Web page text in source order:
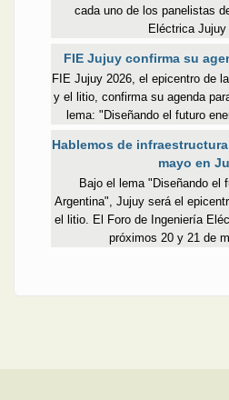
cada uno de los panelistas
Eléctrica Jujuy
FIE Jujuy confirma su
FIE Jujuy 2026, el epicentro de
y el litio, confirma su agenda
lema: "Diseñando el futuro
Hablemos de
mayo en
Bajo el lema "Diseñando el
Argentina", Jujuy será el
el litio. El Foro de Ingeniería
próximos 20 y 21 de